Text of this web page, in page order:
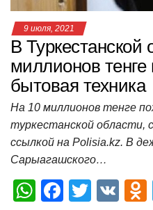
9 июля, 2021
В Туркестанской
миллионов
бытовая техника
На 10 миллионов тенге
туркестанской области,
ссылкой на Polisia.kz. В
Сарыагашского…
W
F
T
V